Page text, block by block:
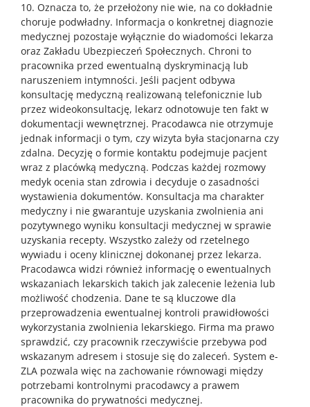
10. Oznacza to, że przełożony nie wie, na co dokładnie
choruje podwładny. Informacja o konkretnej diagnozie
medycznej pozostaje wyłącznie do wiadomości lekarza
oraz Zakładu Ubezpieczeń Społecznych. Chroni to
pracownika przed ewentualną dyskryminacją lub
naruszeniem intymności. Jeśli pacjent odbywa
konsultację medyczną realizowaną telefonicznie lub
przez wideokonsultację, lekarz odnotowuje ten fakt w
dokumentacji wewnętrznej. Pracodawca nie otrzymuje
jednak informacji o tym, czy wizyta była stacjonarna czy
zdalna. Decyzję o formie kontaktu podejmuje pacjent
wraz z placówką medyczną. Podczas każdej rozmowy
medyk ocenia stan zdrowia i decyduje o zasadności
wystawienia dokumentów. Konsultacja ma charakter
medyczny i nie gwarantuje uzyskania zwolnienia ani
pozytywnego wyniku konsultacji medycznej w sprawie
uzyskania recepty. Wszystko zależy od rzetelnego
wywiadu i oceny klinicznej dokonanej przez lekarza.
Pracodawca widzi również informację o ewentualnych
wskazaniach lekarskich takich jak zalecenie leżenia lub
możliwość chodzenia. Dane te są kluczowe dla
przeprowadzenia ewentualnej kontroli prawidłowości
wykorzystania zwolnienia lekarskiego. Firma ma prawo
sprawdzić, czy pracownik rzeczywiście przebywa pod
wskazanym adresem i stosuje się do zaleceń. System e-
ZLA pozwala więc na zachowanie równowagi między
potrzebami kontrolnymi pracodawcy a prawem
pracownika do prywatności medycznej.